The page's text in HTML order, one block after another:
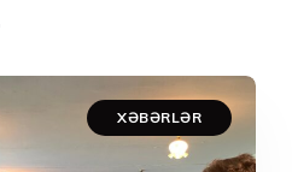
XƏBƏRLƏR